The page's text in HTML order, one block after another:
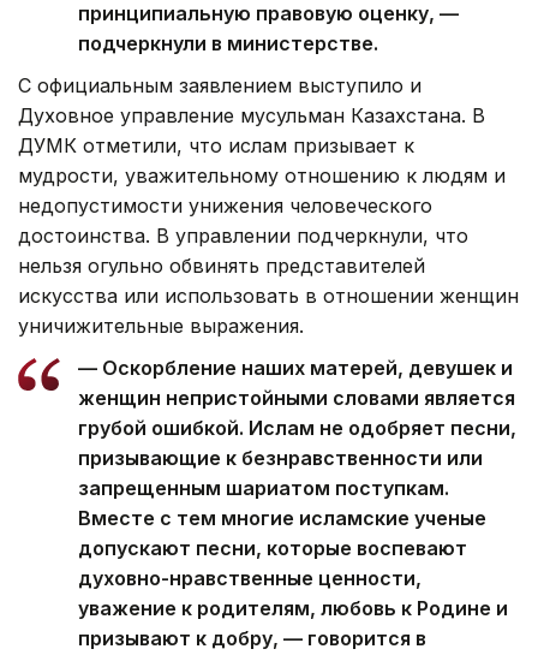
принципиальную правовую оценку, —
подчеркнули в министерстве.
С официальным заявлением выступило и
Духовное управление мусульман Казахстана. В
ДУМК отметили, что ислам призывает к
мудрости, уважительному отношению к людям и
недопустимости унижения человеческого
достоинства. В управлении подчеркнули, что
нельзя огульно обвинять представителей
искусства или использовать в отношении женщин
уничижительные выражения.
— Оскорбление наших матерей, девушек и
женщин непристойными словами является
грубой ошибкой. Ислам не одобряет песни,
призывающие к безнравственности или
запрещенным шариатом поступкам.
Вместе с тем многие исламские ученые
допускают песни, которые воспевают
духовно-нравственные ценности,
уважение к родителям, любовь к Родине и
призывают к добру, — говорится в